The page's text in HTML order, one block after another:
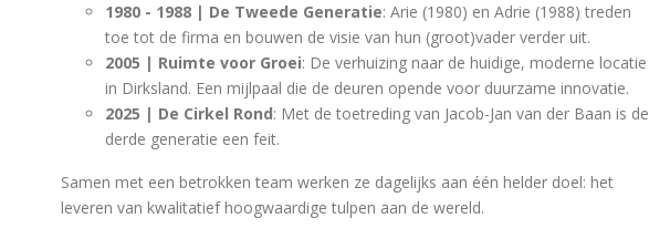
1980 - 1988 | De Tweede Generatie: Arie (1980) en Adrie (1988) treden
toe tot de firma en bouwen de visie van hun (groot)vader verder uit.
2005 | Ruimte voor Groei: De verhuizing naar de huidige, moderne locatie
in Dirksland. Een mijlpaal die de deuren opende voor duurzame innovatie.
2025 | De Cirkel Rond: Met de toetreding van Jacob-Jan van der Baan is de
derde generatie een feit.
Samen met een betrokken team werken ze dagelijks aan één helder doel: het
leveren van kwalitatief hoogwaardige tulpen aan de wereld.